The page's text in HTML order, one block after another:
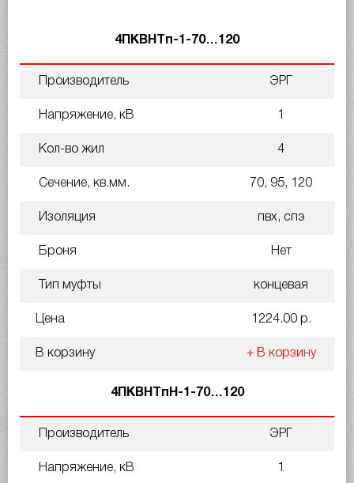
4ПКВНТп-1-70…120
Производитель ЭРГ
Напряжение, кВ 1
Кол-во жил 4
Сечение, кв.мм. 70, 95, 120
Изоляция пвх, спэ
Броня Нет
Тип муфты концевая
Цена 1224.00 р.
В корзину + В корзину
4ПКВНТпН-1-70…120
Производитель ЭРГ
Напряжение, кВ 1